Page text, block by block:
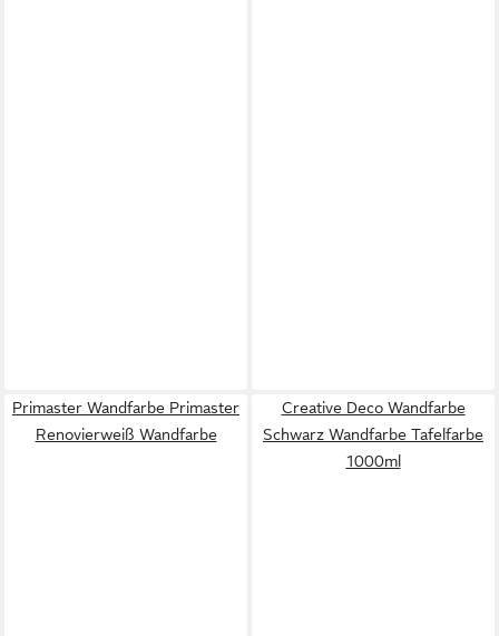
Primaster Wandfarbe Primaster
Renovierweiß Wandfarbe
Creative Deco Wandfarbe
Schwarz Wandfarbe Tafelfarbe
1000ml